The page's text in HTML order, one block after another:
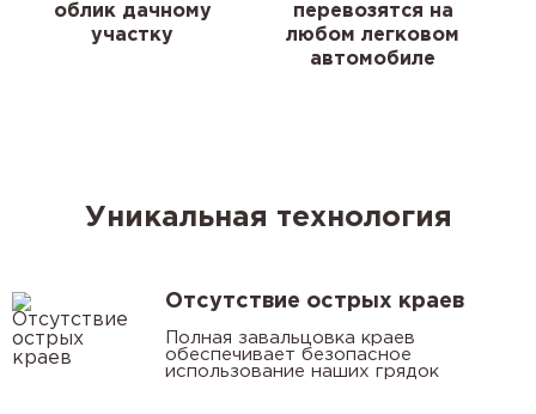
облик дачному
участку
перевозятся на
любом легковом
автомобиле
Уникальная технология
Отсутствие острых краев
Полная завальцовка краев
обеспечивает безопасное
использование наших грядок